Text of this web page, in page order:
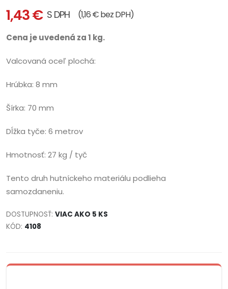
1,43 € S DPH (1,16 € bez DPH)
Cena je uvedená za 1 kg.
Valcovaná oceľ plochá:
Hrúbka: 8 mm
Šírka: 70 mm
Dĺžka tyče: 6 metrov
Hmotnosť: 27 kg / tyč
Tento druh hutníckeho materiálu podlieha
samozdaneniu.
DOSTUPNOSŤ: VIAC AKO 5 KS
KÓD: 4108